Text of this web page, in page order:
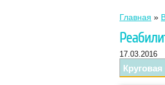
Главная »
17.03.2016